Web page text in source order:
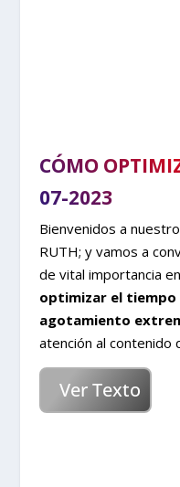
CÓMO
07-2023
Bienvenidos a
RUTH; y vamos a
de vital importancia
optimizar el
agotamiento
atención al contenido
Ver Texto